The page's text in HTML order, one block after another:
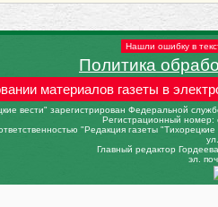
Нашли ошибку в
Политика
материалов газеты в
вести" зарегистрирован Федеральной
Регистрационный
"Редакция газеты
Главный редактор
эл.